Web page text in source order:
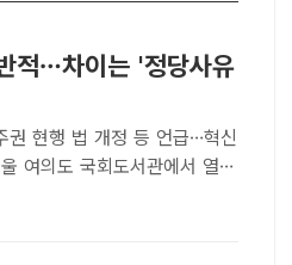
적…차이는 '정당사유
권 현행 법 개정 등 언급…혁신
거권 포럼을 개최했다. 왼쪽